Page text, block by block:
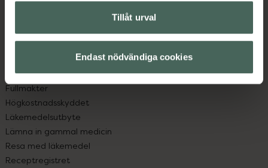
Tillåt urval
Endast nödvändiga cookies
App
Om recept och läkemedel
Fullmakter
Högkostnadsskyddet
Läkemedelsutbyte
Lämna in gammal medicin
Resa med läkemedel
Receptregistret